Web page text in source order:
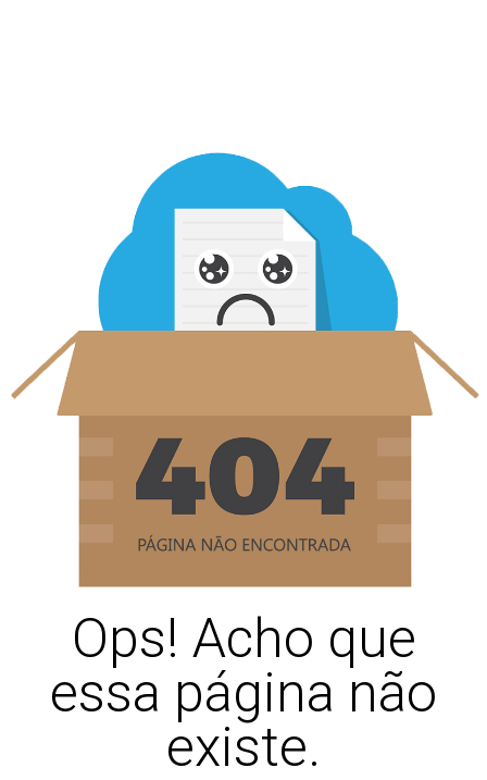
Ops! Acho que
essa página não
existe.